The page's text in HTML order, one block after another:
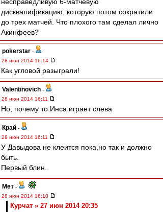
дисквалификацию, которую потом сократили
до трех матчей. Что плохого там сделал лично
Акинфеев?
pokerstar -
28 июн 2014 16:14
Как угловой разыграли!
Valentinovich -
28 июн 2014 16:11
Но, почему то Инса играет слева
Край -
28 июн 2014 16:11
У Давыдова не клеится пока,но так и должно
быть.
Первый блин.
Мет -
28 июн 2014 16:10
Курчат » 27 июн 2014 20:35